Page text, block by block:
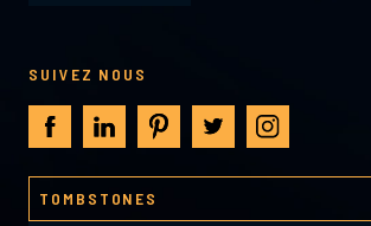
TOMBSTONES
SUIVEZ NOUS